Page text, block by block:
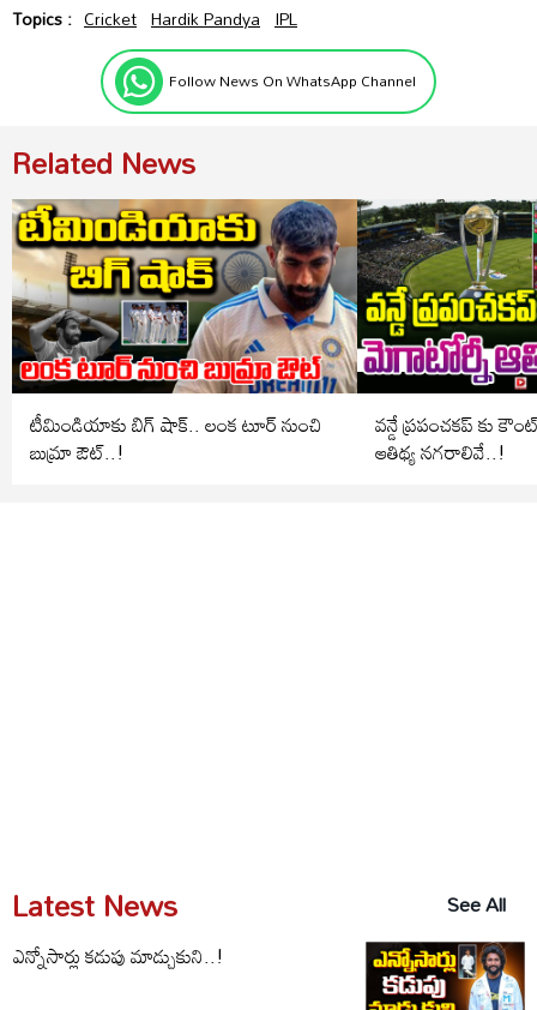
Topics : Cricket Hardik Pandya IPL
Follow News On WhatsApp Channel
Related News
టీమిండియాకు బిగ్ షాక్.. లంక టూర్ నుంచి
బుమ్రా ఔట్..!
వన్డే ప్రపంచకప్ కు
ఆతిథ్య నగరాలివే..!
Latest News
See All
ఎన్నోసార్లు కడుపు మాడ్చుకుని..!